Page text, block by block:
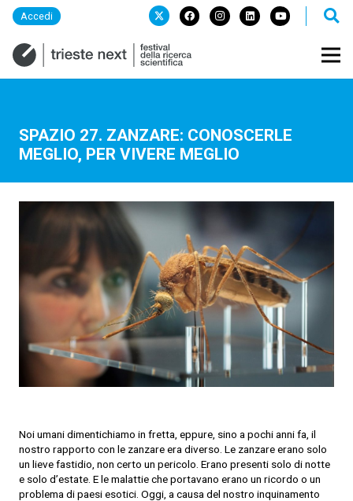
Accedi
SPAZIO 27. ZANZARE: CONOSCERLE
MEGLIO, PER VIVERE MEGLIO
Noi umani dimentichiamo in fretta, eppure, sino a pochi anni fa, il
nostro rapporto con le zanzare era diverso. Le zanzare erano solo
un lieve fastidio, non certo un pericolo. Erano presenti solo di notte
e solo d’estate. E le malattie che portavano erano un ricordo o un
problema di paesi esotici. Oggi, a causa del nostro inquinamento